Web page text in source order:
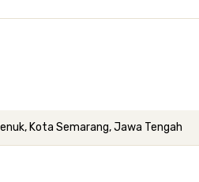
Kota Semarang, Jawa Tengah